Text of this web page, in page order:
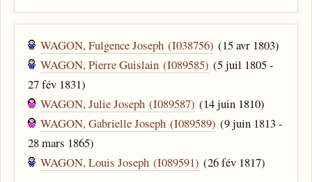
WAGON, Fulgence Joseph (I038756) (15 avr 1803)
WAGON, Pierre Guislain (I089585) (5 juil 1805 -
27 fév 1831)
WAGON, Julie Joseph (I089587) (14 juin 1810)
WAGON, Gabrielle Joseph (I089589) (9 juin 1813 -
28 mars 1865)
WAGON, Louis Joseph (I089591) (26 fév 1817)